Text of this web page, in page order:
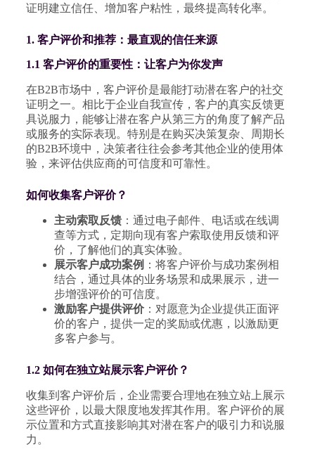
证明建立信任、增加客户粘性，最终提高转化率。
1. 客户评价和推荐：最直观的信任来源
1.1 客户评价的重要性：让客户为你发声
在B2B市场中，客户评价是最能打动潜在客户的社交
证明之一。相比于企业自我宣传，客户的真实反馈更
具说服力，能够让潜在客户从第三方的角度了解产品
或服务的实际表现。特别是在购买决策复杂、周期长
的B2B环境中，决策者往往会参考其他企业的使用体
验，来评估供应商的可信度和可靠性。
如何收集客户评价？
主动索取反馈：通过电子邮件、电话或在线调
查等方式，定期向现有客户索取使用反馈和评
价，了解他们的真实体验。
展示客户成功案例 ：将客户评价与成功案例相
结合，通过具体的业务场景和成果展示，进一
步增强评价的可信度。
激励客户提供评价：对愿意为企业提供正面评
价的客户，提供一定的奖励或优惠，以激励更
多客户参与。
1.2 如何在独立站展示客户评价？
收集到客户评价后，企业需要合理地在独立站上展示
这些评价，以最大限度地发挥其作用。客户评价的展
示位置和方式直接影响其对潜在客户的吸引力和说服
力。